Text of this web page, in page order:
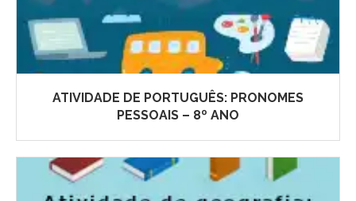
ATIVIDADE DE PORTUGUÊS: PRONOMES
PESSOAIS – 8º ANO